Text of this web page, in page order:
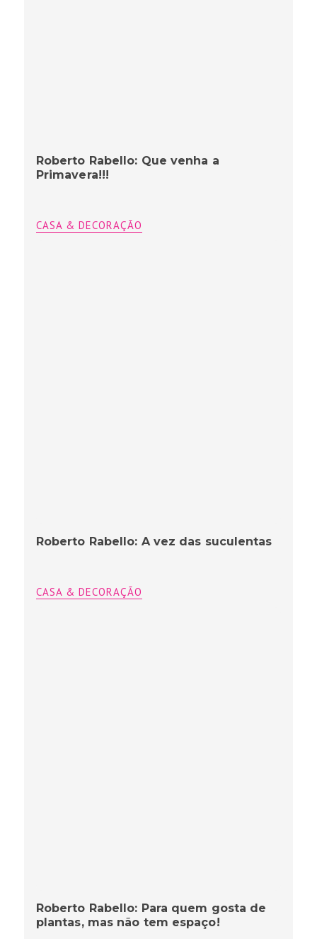
Roberto Rabello: Que venha a
Primavera!!!
CASA & DECORAÇÃO
Roberto Rabello: A vez das suculentas
CASA & DECORAÇÃO
Roberto Rabello: Para quem gosta de
plantas, mas não tem espaço!